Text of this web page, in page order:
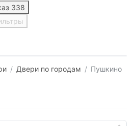
338
Двери по городам Пушкино